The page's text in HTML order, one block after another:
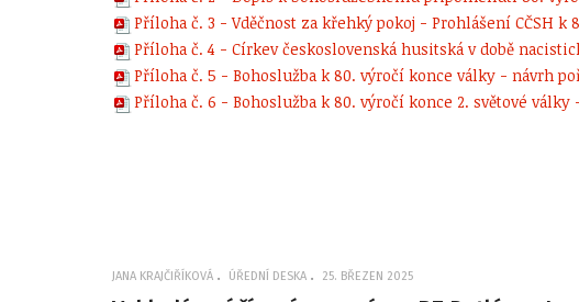
Příloha č. 3 - Vděčnost za křehký pokoj - Prohlášení CČSH
Příloha č. 4 - Církev československá husitská v době
Příloha č. 5 - Bohoslužba k 80. výročí konce války - návrh
Příloha č. 6 - Bohoslužba k 80. výročí konce 2. světové války
JANA KRAJČIŘÍKOVÁ ÚŘEDNÍ DESKA 25. BŘEZEN 2025